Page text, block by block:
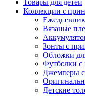
Товары для детей
Коллекции с
Вязаные
Зонты с
Обложки
Футболки с
Джемперы
Детские